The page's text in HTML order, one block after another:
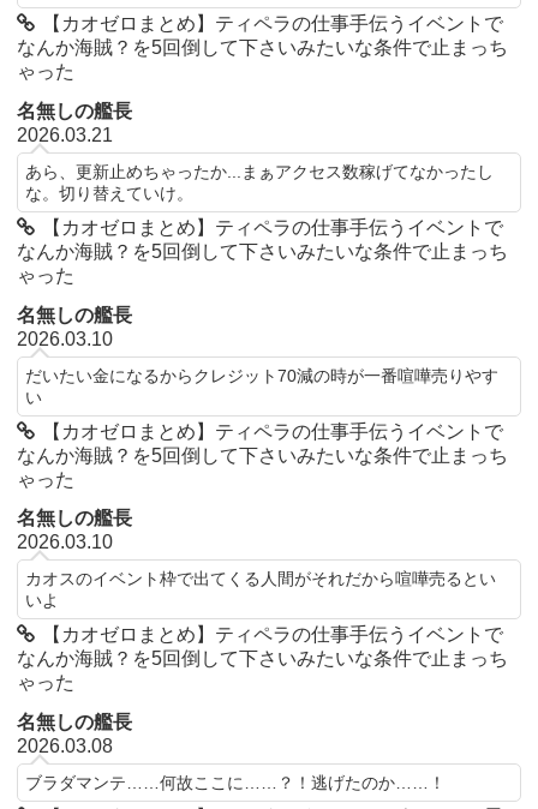
【カオゼロまとめ】ティペラの仕事手伝うイベントで
なんか海賊？を5回倒して下さいみたいな条件で止まっち
ゃった
名無しの艦長
2026.03.21
あら、更新止めちゃったか...まぁアクセス数稼げてなかったし
な。切り替えていけ。
【カオゼロまとめ】ティペラの仕事手伝うイベントで
なんか海賊？を5回倒して下さいみたいな条件で止まっち
ゃった
名無しの艦長
2026.03.10
だいたい金になるからクレジット70減の時が一番喧嘩売りやす
い
【カオゼロまとめ】ティペラの仕事手伝うイベントで
なんか海賊？を5回倒して下さいみたいな条件で止まっち
ゃった
名無しの艦長
2026.03.10
カオスのイベント枠で出てくる人間がそれだから喧嘩売るとい
いよ
【カオゼロまとめ】ティペラの仕事手伝うイベントで
なんか海賊？を5回倒して下さいみたいな条件で止まっち
ゃった
名無しの艦長
2026.03.08
ブラダマンテ……何故ここに……？！逃げたのか……！